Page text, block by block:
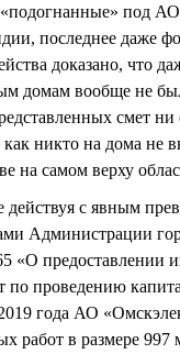
под АО
последнее даже
доказано, что
домам вообще не
смет ни
как никто на дома не
на самом верху
с явным
Администрации
предоставлении
по проведению
года АО
работ в размере